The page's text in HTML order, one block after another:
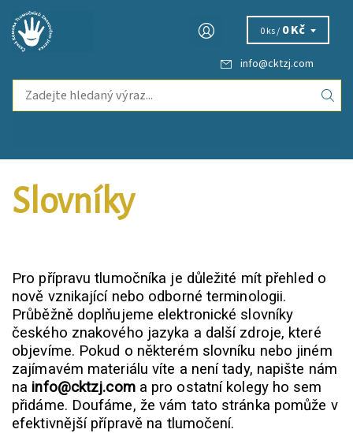
info@cktzj.com
0 ks / 0 Kč
Slovníky
Pro přípravu tlumočníka je důležité mít přehled o
nově vznikající nebo odborné terminologii.
Průběžně doplňujeme elektronické slovníky
českého znakového jazyka a další zdroje, které
objevíme. Pokud o některém slovníku nebo jiném
zajímavém materiálu víte a není tady, napište nám
na info@cktzj.coma pro ostatní kolegy ho sem
přidáme. Doufáme, že vám tato stránka pomůže v
efektivnější přípravě na tlumočení.